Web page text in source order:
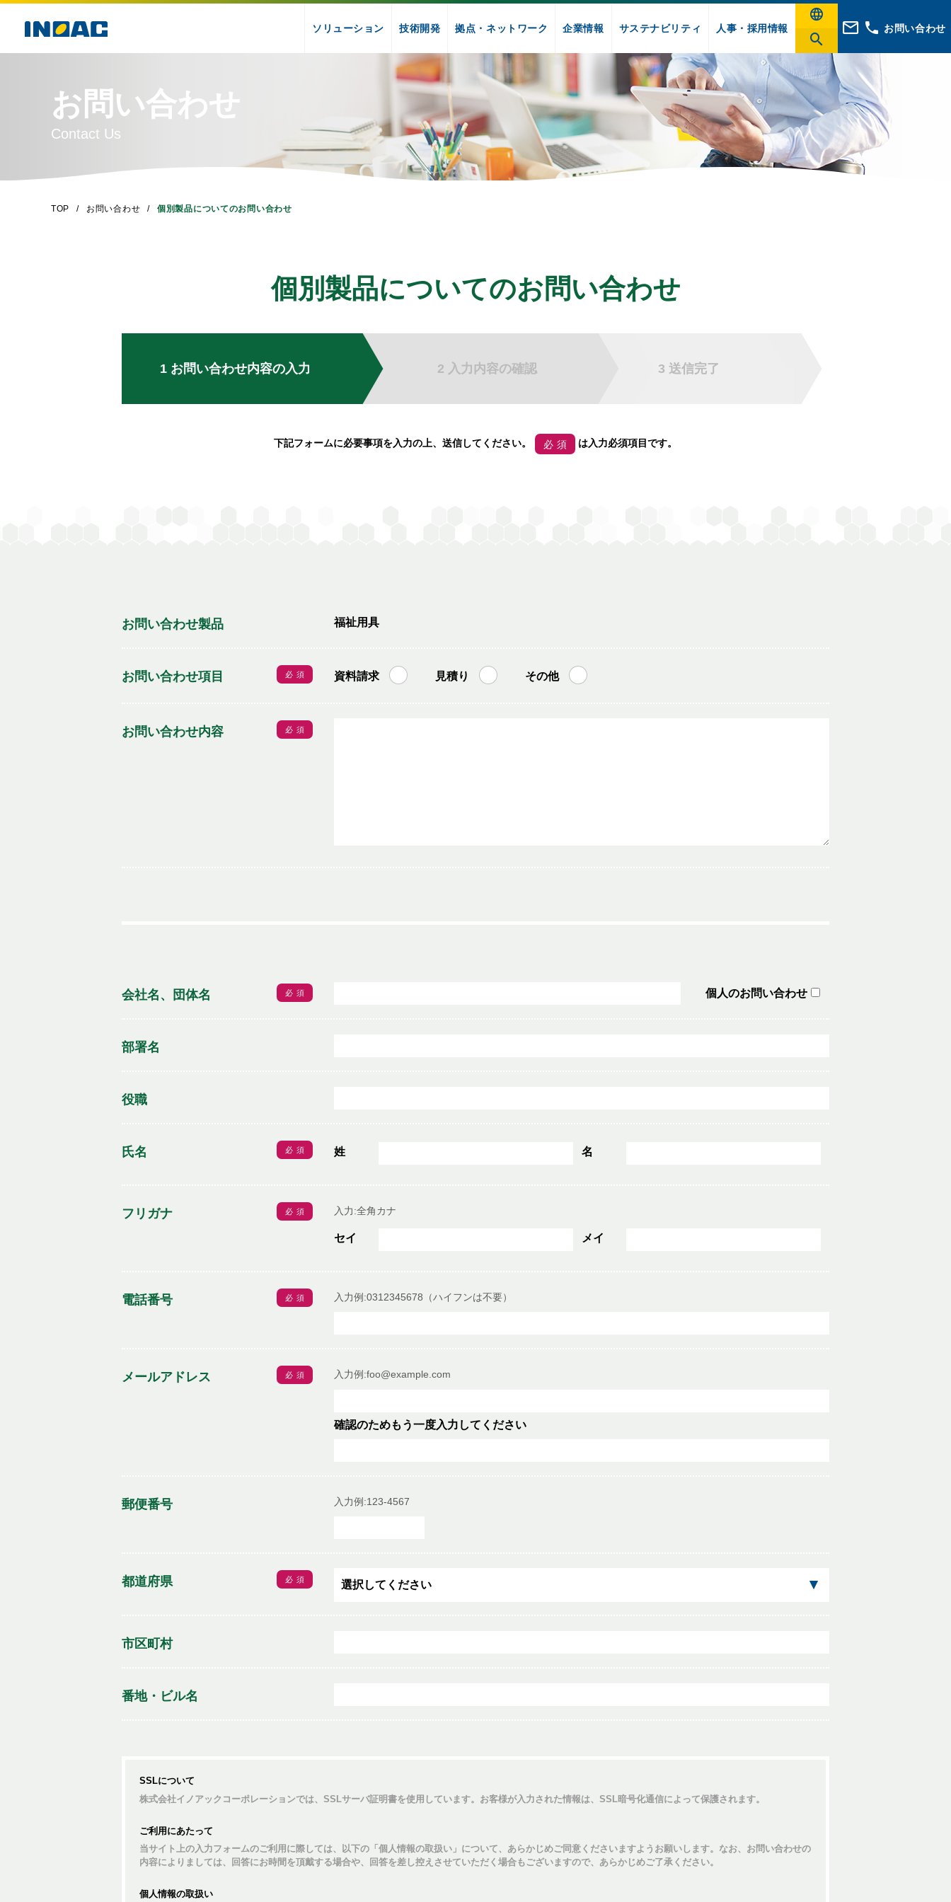
ソリューション 技術開発 拠点・ネットワーク 企業情報 サステナビリティ 人事・採用情報 お問い合わせ
お問い合わせ
Contact Us
TOP お問い合わせ 個別製品についてのお問い合わせ
個別製品についてのお問い合わせ
1 お問い合わせ内容の入力 2 入力内容の確認 3 送信完了
下記フォームに必要事項を入力の上、送信してください。 必須 は入力必須項目です。
お問い合わせ製品 福祉用具
お問い合わせ項目 必須 資料請求 見積り その他
お問い合わせ内容 必須
会社名、団体名 必須 個人のお問い合わせ
部署名
役職
氏名 必須 姓 名
フリガナ 必須 入力:全角カナ
セイ メイ
電話番号 必須 入力例:0312345678（ハイフンは不要）
メールアドレス 必須 入力例:foo@example.com
確認のためもう一度入力してください
郵便番号 入力例:123-4567
都道府県 必須
市区町村
番地・ビル名
SSLについて
株式会社イノアックコーポレーションでは、SSLサーバ証明書を使用しています。お客様が入力された情報は、SSL暗号化通信によって保護されます。
ご利用にあたって
当サイト上の入力フォームのご利用に際しては、以下の「個人情報の取扱い」について、あらかじめご同意くださいますようお願いします。なお、お問い合わせの
内容によりましては、回答にお時間を頂戴する場合や、回答を差し控えさせていただく場合もございますので、あらかじめご了承ください。
個人情報の取扱い